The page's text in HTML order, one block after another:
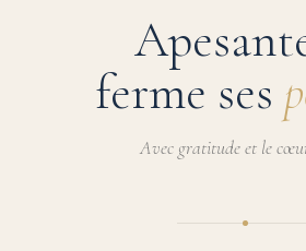
ferme ses
Avec gratitude et le